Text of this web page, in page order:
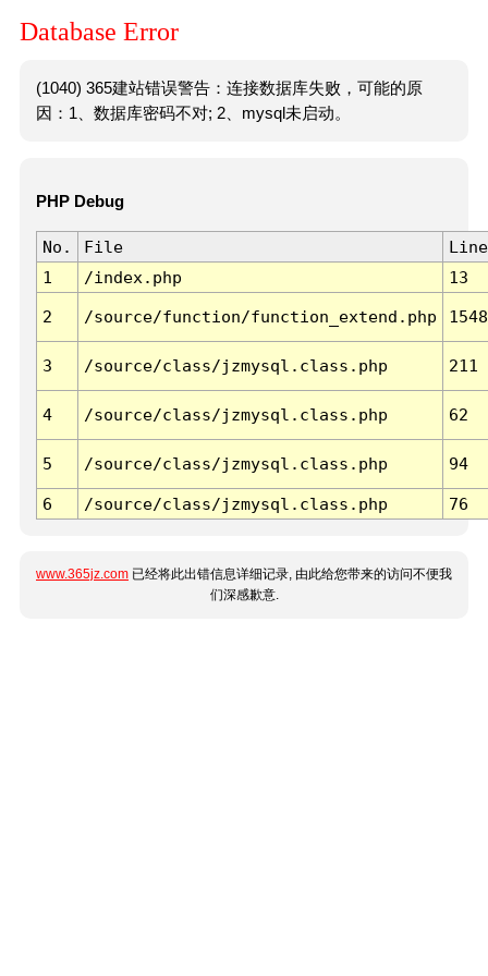
Database Error
(1040) 365建站错误警告：连接数据库失败，可能的原
因：1、数据库密码不对; 2、mysql未启动。
PHP Debug
No. File
Line
1
/index.php 13
2 /source/function/function_extend.php 1548
3 /source/class/jzmysql.class.php 211
4 /source/class/jzmysql.class.php 62
5 /source/class/jzmysql.class.php 94
6 /source/class/jzmysql.class.php 76
www.365jz.com 已经将此出错信息详细记录, 由此给您带来的访问不便我
们深感歉意.